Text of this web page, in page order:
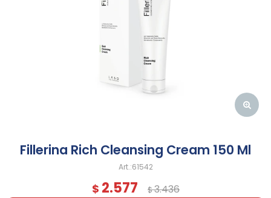
Fillerina Rich Cleansing Cream 150 Ml
61542
$ 2.577 $3.436